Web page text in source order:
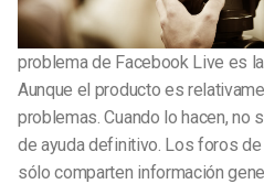
problema de Facebook Live es
Aunque el producto es
problemas. Cuando lo hacen, no
de ayuda definitivo. Los foros
sólo comparten información